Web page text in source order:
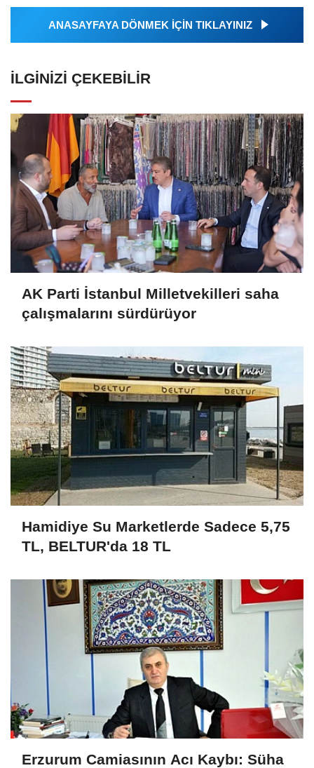
ANASAYFAYA DÖNMEK İÇİN TIKLAYINIZ
İLGINIZI ÇEKEBILIR
AK Parti İstanbul Milletvekilleri saha
çalışmalarını sürdürüyor
Hamidiye Su Marketlerde Sadece 5,75
TL, BELTUR'da 18 TL
Erzurum Camiasının Acı Kaybı: Süha